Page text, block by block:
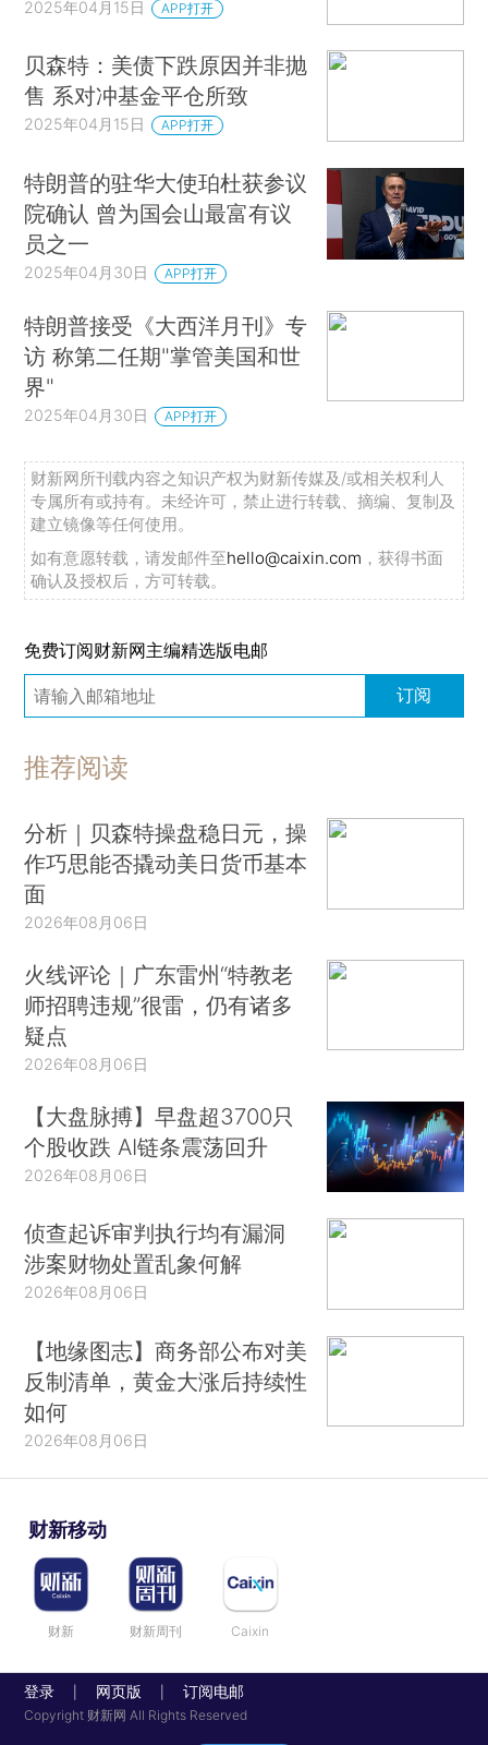
2025年04月15日 APP打开
贝森特：美债下跌原因并非抛
售 系对冲基金平仓所致
2025年04月15日 APP打开
特朗普的驻华大使珀杜获参议
院确认 曾为国会山最富有议
员之一
2025年04月30日 APP打开
特朗普接受《大西洋月刊》专
访 称第二任期"掌管美国和世
界"
2025年04月30日 APP打开
财新网所刊载内容之知识产权为财新传媒及/或相关权利人
专属所有或持有。未经许可，禁止进行转载、摘编、复制及
建立镜像等任何使用。
如有意愿转载，请发邮件至hello@caixin.com ，获得书面
确认及授权后，方可转载。
免费订阅财新网主编精选版电邮
订阅
推荐阅读
分析｜贝森特操盘稳日元，操
作巧思能否撬动美日货币基本
面
2026年08月06日
火线评论｜广东雷州“特教老
师招聘违规”很雷，仍有诸多
疑点
2026年08月06日
【大盘脉搏】早盘超3700只
个股收跌 AI链条震荡回升
2026年08月06日
侦查起诉审判执行均有漏洞
涉案财物处置乱象何解
2026年08月06日
【地缘图志】商务部公布对美
反制清单，黄金大涨后持续性
如何
2026年08月06日
财新移动
财新 财新周刊 Caixin
登录 网页版 订阅电邮
Copyright 财新网 All Rights Reserved